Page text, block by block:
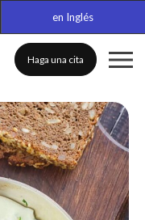
en Inglés
Haga una cita